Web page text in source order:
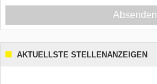
Absenden
AKTUELLSTE STELLENANZEIGEN